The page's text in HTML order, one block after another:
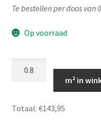
Te bestellen per doos van
Op voorraad
Marokkaanse
m² in
Totaal: €143,95